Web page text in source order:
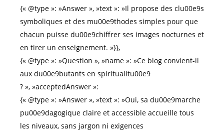
{« @type »: »Answer », »text »: »Il propose des clu00e9s
symboliques et des mu00e9thodes simples pour que
chacun puisse du00e9chiffrer ses images nocturnes et
en tirer un enseignement. »}},
{« @type »: »Question », »name »: »Ce blog convient-il
aux du00e9butants en spiritualitu00e9
? », »acceptedAnswer »:
{« @type »: »Answer », »text »: »Oui, sa du00e9marche
pu00e9dagogique claire et accessible accueille tous
les niveaux, sans jargon ni exigences